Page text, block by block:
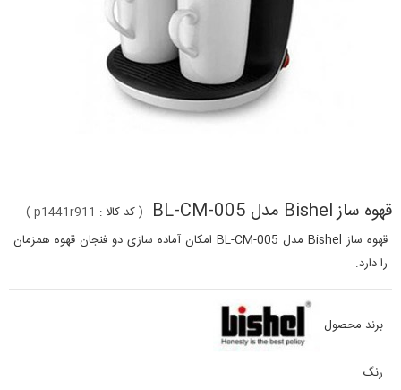
قهوه ساز Bishel مدل BL-CM-005 (کد کالا : p1441r911
)
قهوه ساز Bishel مدل BL-CM-005 امکان آماده سازی دو فنجان قهوه همزمان
را دارد.
برند محصول
رنگ